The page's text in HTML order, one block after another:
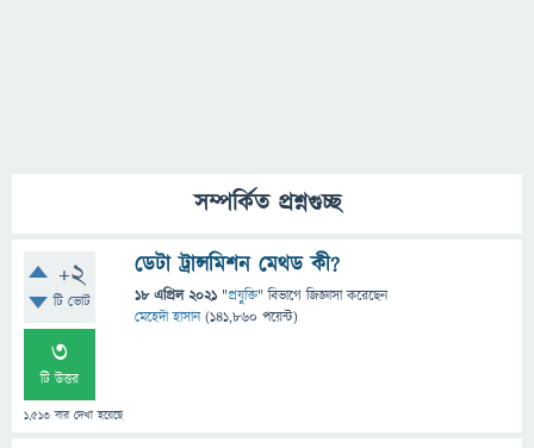
সম্পর্কিত প্রশ্নগুচ্ছ
+2
টি ভোট
3
টি উত্তর
1,513 বার দেখা হয়েছে
ডেটা ট্রান্সমিশন মেথড কী?
18 এপ্রিল 2021 "প্রযুক্তি" বিভাগে জিজ্ঞাসাকরেছেন
মেহেদী হাসান (141,860 পয়েন্ট)